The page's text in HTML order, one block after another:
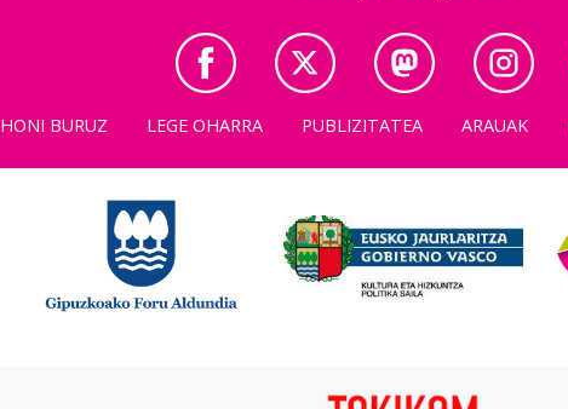
HONI BURUZ LEGE OHARRA PUBLIZITATEA ARAUAK